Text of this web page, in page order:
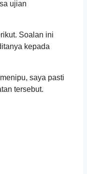
ujian
Soalan ini
kepada
saya pasti
tersebut.